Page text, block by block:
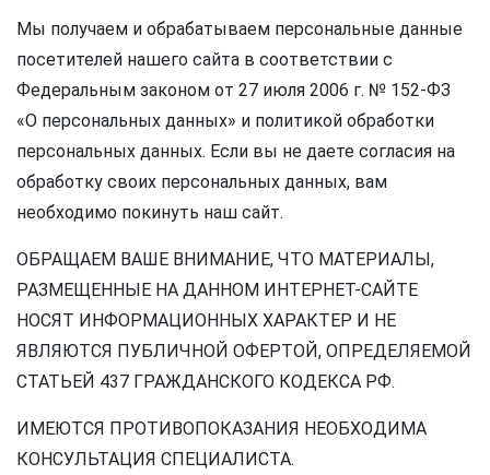
Мы получаем и обрабатываем персональные данные
посетителей нашего сайта в соответствии с
Федеральным законом от 27 июля 2006 г. № 152-ФЗ
«О персональных данных» и политикой обработки
персональных данных. Если вы не даете согласия на
обработку своих персональных данных, вам
необходимо покинуть наш сайт.
ОБРАЩАЕМ ВАШЕ ВНИМАНИЕ, ЧТО МАТЕРИАЛЫ,
РАЗМЕЩЕННЫЕ НА ДАННОМ ИНТЕРНЕТ-САЙТЕ
НОСЯТ ИНФОРМАЦИОННЫХ ХАРАКТЕР И НЕ
ЯВЛЯЮТСЯ ПУБЛИЧНОЙ ОФЕРТОЙ, ОПРЕДЕЛЯЕМОЙ
СТАТЬЕЙ 437 ГРАЖДАНСКОГО КОДЕКСА РФ.
ИМЕЮТСЯ ПРОТИВОПОКАЗАНИЯ НЕОБХОДИМА
КОНСУЛЬТАЦИЯ СПЕЦИАЛИСТА.